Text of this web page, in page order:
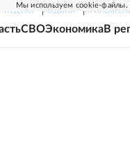
Мы используем cookie-файлы.
НЕДЕЛЯ РОДИНА
СВОЭкономикаВ